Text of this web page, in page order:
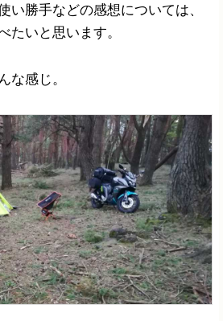
い勝手などの感想については、
たいと思います。
な感じ。